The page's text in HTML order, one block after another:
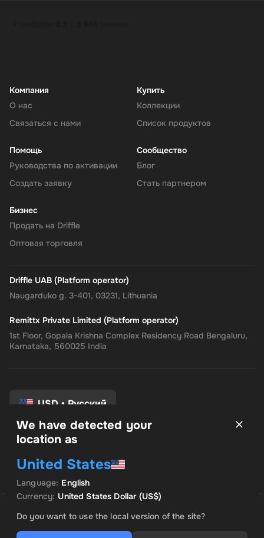
Save 5% with Plus
US$ 2.70
ПРЕДЛОЖЕНИЕ
Компания
О нас
Связаться с нами
Купить
Коллекции
Список продуктов
Помощь
Руководства по активации
Создать заявку
Сообщество
Блог
Стать партнером
Бизнес
Продать на Driffle
Оптовая торговля
Driffle UAB (Platform operator)
Naugarduko g. 3-401, 03231, Lithuania
Remittx Private Limited (Platform operator)
1st Floor, Gopala Krishna Complex Residency Road Bengaluru,
Karnataka, 560025 India
USD • Русский
политика конфиденциальности
Политика возврата
Настройки согласия
We have detected your
location as
United States
Language: English
Currency: United States Dollar(US$)
Do you want to use the local version of the site?